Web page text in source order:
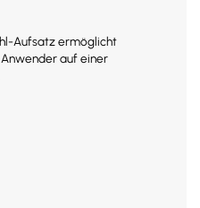
Aufsatz ermöglicht
auf einer